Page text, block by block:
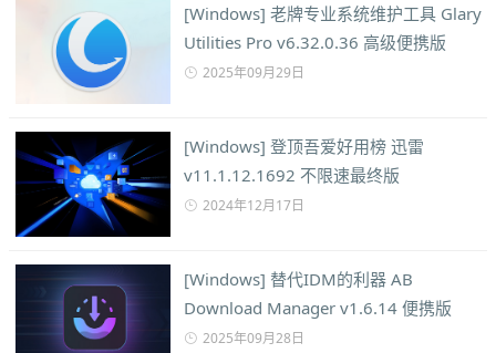
[Windows] 老牌专业系统维护工具 Glary
Utilities Pro v6.32.0.36 高级便携版
2025年09月29日
[Windows] 登顶吾爱好用榜 迅雷
v11.1.12.1692 不限速最终版
2024年12月17日
[Windows] 替代IDM的利器 AB
Download Manager v1.6.14 便携版
2025年09月28日